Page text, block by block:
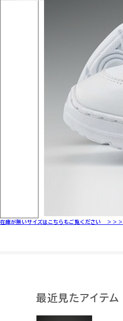
在庫が無いサイズはこちらもご覧ください ＞＞＞
最近見たアイテム